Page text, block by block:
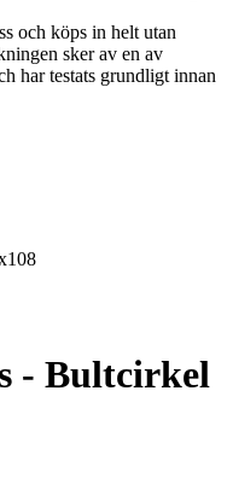
och köps in helt utan
sker av en av
har testats grundligt innan
- Bultcirkel